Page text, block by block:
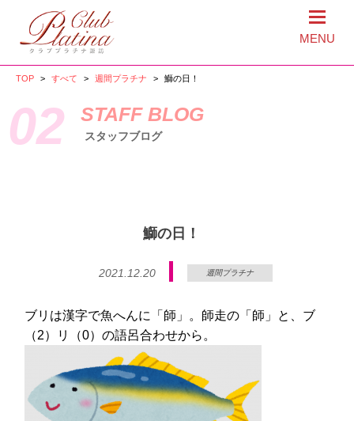
MENU
TOP > すべて > 週間プラチナ > 鰤の日！
02 STAFF BLOG
スタッフブログ
鰤の日！
2021.12.20 週間プラチナ
ブリは漢字で魚へんに「師」。師走の「師」と、ブ
（2）リ（0）の語呂合わせから。